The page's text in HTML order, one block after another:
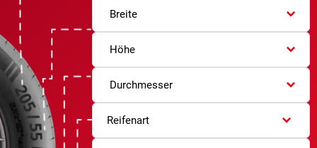
Breite
Höhe
Durchmesser
Reifenart